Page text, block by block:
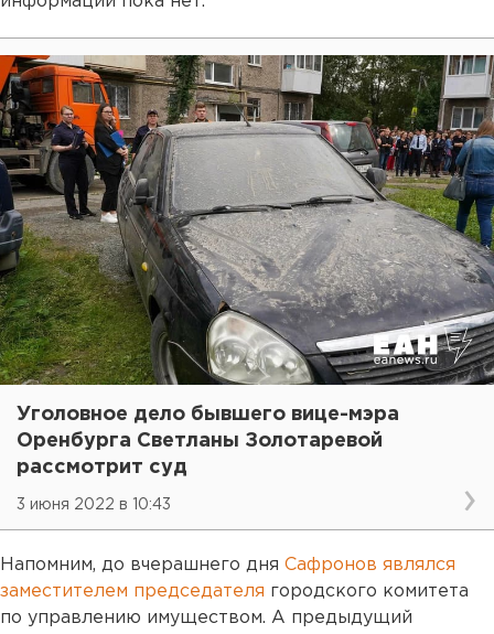
Уголовное дело бывшего вице-мэра
Оренбурга Светланы Золотаревой
рассмотрит суд
3 июня 2022 в 10:43
Напомним, до вчерашнего дня Сафронов являлся
заместителем председателя городского комитета
по управлению имуществом. А предыдущий